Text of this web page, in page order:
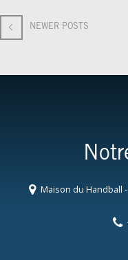
NEWER POSTS
Maison du Handball